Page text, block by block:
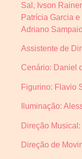
Sal, Ivson
Patrícia Garcia
Adriano
Assistente de
Cenário: Daniel
Figurino: Flavio
Iluminação:
Direção
Direção de